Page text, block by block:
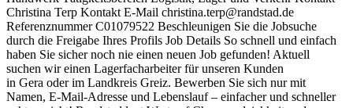
Christina Terp Kontakt E-Mail christina.terp@randstad.de
Referenznummer C01079522 Beschleunigen Sie die Jobsuche
durch die Freigabe Ihres Profils Job Details So schnell und einfach
haben Sie sicher noch nie einen neuen Job gefunden! Aktuell
suchen wir einen Lagerfacharbeiter für unseren Kunden
in Gera oder im Landkreis Greiz. Bewerben Sie sich nur mit
Namen, E-Mail-Adresse und Lebenslauf – einfacher und schneller